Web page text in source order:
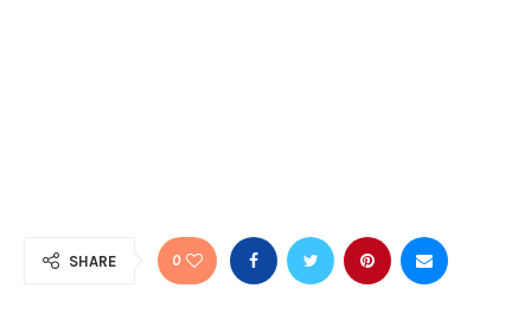
SHARE 0